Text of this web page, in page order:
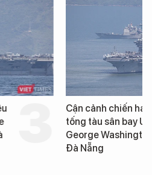
Cận cảnh chiến hạm
tống tàu sân bay USS
George Washington
Đà Nẵng